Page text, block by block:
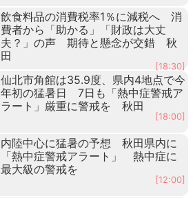
飲食料品の消費税率1％に減税へ 消
費者から「助かる」「財政は大丈
夫？」の声 期待と懸念が交錯 秋
田
[18:30]
仙北市角館は35.9度、県内4地点で今
年初の猛暑日 7日も「熱中症警戒ア
ラート」厳重に警戒を 秋田
[18:00]
内陸中心に猛暑の予想 秋田県内に
「熱中症警戒アラート」 熱中症に
最大級の警戒を
[12:00]